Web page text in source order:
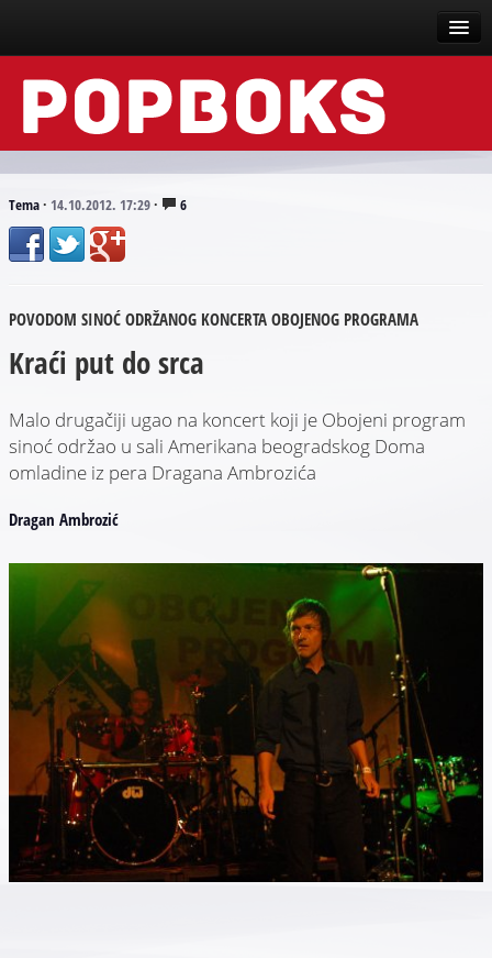
Vesti
Događaji
Tekstovi
Scena
Arhive
Tema· 14.10.2012. 17:29· 6
POVODOM SINOĆ ODRŽANOG KONCERTA OBOJENOG PROGRAMA
Kraći put do srca
Malo drugačiji ugao na koncert koji je Obojeni program
sinoć održao u sali Amerikana beogradskog Doma
omladine iz pera Dragana Ambrozića
Dragan Ambrozić